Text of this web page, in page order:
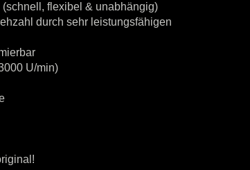
flexibel & unabhängig)
durch sehr leistungsfähigen
U/min)